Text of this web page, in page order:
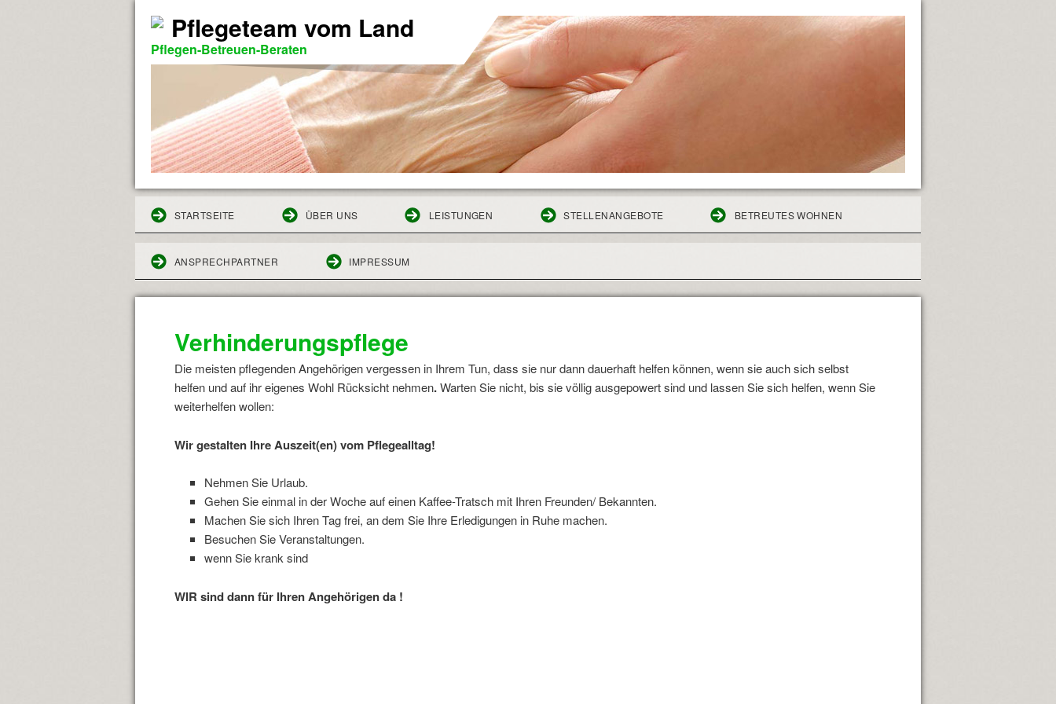
Pflegeteam vom Land
Pflegen-Betreuen-Beraten
STARTSEITE ÜBER UNS LEISTUNGEN STELLENANGEBOTE BETREUTES WOHNEN
ANSPRECHPARTNER IMPRESSUM
Verhinderungspflege
Die meisten pflegenden Angehörigen vergessen in Ihrem Tun, dass sie nur dann dauerhaft helfen können, wenn sie auch sich selbst
helfen und auf ihr eigenes Wohl Rücksicht nehmen.Warten Sie nicht, bis sie völlig ausgepowert sind und lassen Sie sich helfen, wenn Sie
weiterhelfen wollen:
Wir gestalten Ihre Auszeit(en) vom Pflegealltag!
Nehmen Sie Urlaub.
Gehen Sie einmal in der Woche auf einen Kaffee-Tratsch mit Ihren Freunden/ Bekannten.
Machen Sie sich Ihren Tag frei, an dem Sie Ihre Erledigungen in Ruhe machen.
Besuchen Sie Veranstaltungen.
wenn Sie krank sind
WIR sind dann für Ihren Angehörigen da !